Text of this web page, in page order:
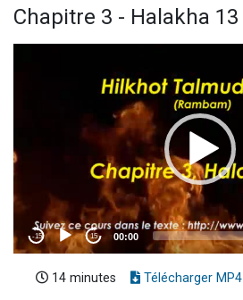
Chapitre 3 - Halakha 13
14 minutes Télécharger MP4